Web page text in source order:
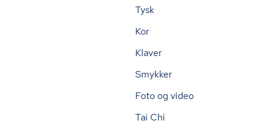
Tysk
Kor
Klaver
Smykker
Foto og video
Tai Chi